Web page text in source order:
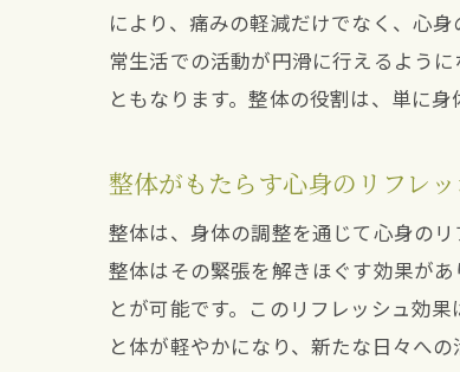
により、痛みの軽減だけでなく、心
常生活での活動が円滑に行えるよう
ともなります。整体の役割は、単に
整体がもたらす心身のリフレ
整体は、身体の調整を通じて心身の
整体はその緊張を解きほぐす効果が
とが可能です。このリフレッシュ効
と体が軽やかになり、新たな日々へ